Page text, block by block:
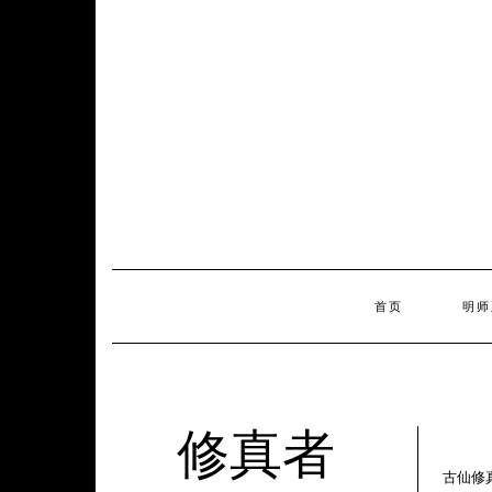
首页 明
修真者 古仙修